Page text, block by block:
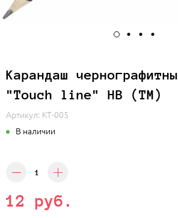
Карандаш
"Touch line" НВ (ТМ)
Артикул: КТ-005
В наличии
12 руб.